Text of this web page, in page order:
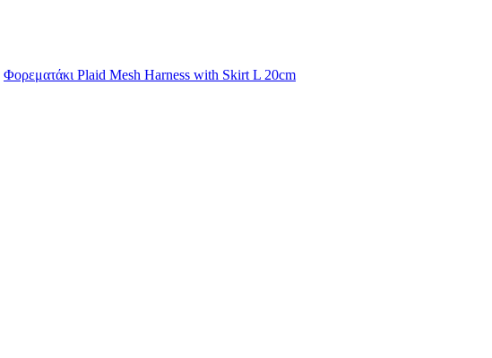
Φορεματάκι Plaid Mesh Harness with Skirt L 20cm